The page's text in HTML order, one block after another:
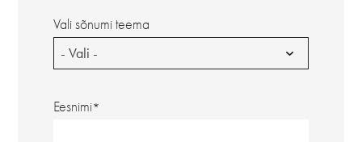
Vali sõnumi teema
- Vali -
Eesnimi